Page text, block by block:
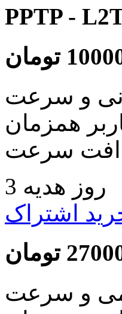
PPTP -
تومان
و سرعت
همزمان
افت سرعت
3 روز هدیه
اشتراک
تومان
و سرعت